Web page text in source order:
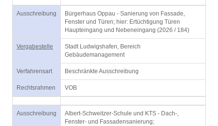
Ausschreibung
Bürgerhaus Oppau - Sanierung von Fassade,
Fenster und Türen; hier: Ertüchtigung Türen
Haupteingang und Nebeneingang (2026 / 184)
Vergabestelle
Stadt Ludwigshafen, Bereich
Gebäudemanagement
Verfahrensart Beschränkte Ausschreibung
Rechtsrahmen VOB
Ausschreibung
Albert-Schweitzer-Schule und KTS - Dach-,
Fenster- und Fassadensanierung;